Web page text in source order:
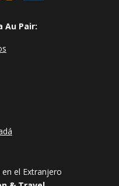
Au Pair:
el Extranjero